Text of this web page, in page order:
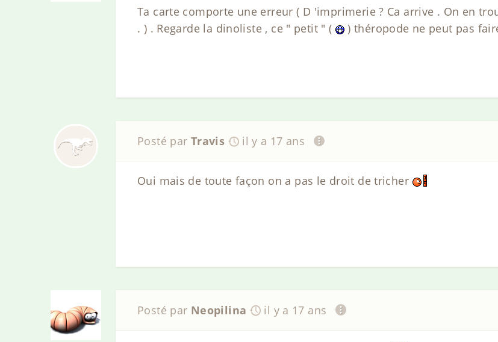
Ta carte comporte une erreur ( D 'imprimerie ? Ca arrive . On en
. ) . Regarde la dinoliste , ce " petit " (
) théropode ne peut pas
Posté par Travis il y a 17 ans
Oui mais de toute façon on a pas le droit de tricher
Posté par Neopilina il y a 17 ans